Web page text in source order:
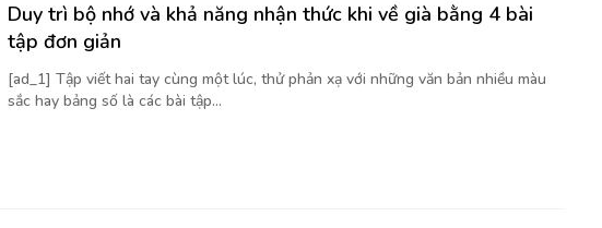
Duy trì bộ nhớ và khả năng nhận thức khi về già bằng 4 bài
tập đơn giản
[ad_1] Tập viết hai tay cùng một lúc, thử phản xạ với những văn bản nhiều màu
sắc hay bảng số là các bài tập...